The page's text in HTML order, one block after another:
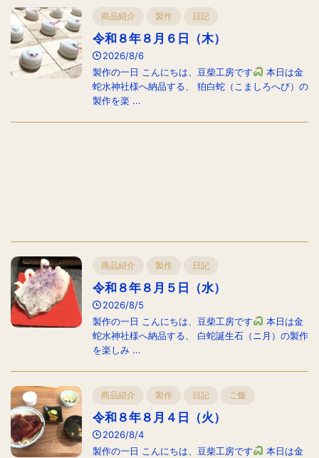
商品紹介 製作 日記
令和８年８月６日（木）
2026/8/6
製作の一日 こんにちは、豆柴工房です
本日は金
蛇水神社様へ納品する、 狛白蛇（こましろへび）の
製作を楽 ...
商品紹介 製作 日記
令和８年８月５日（水）
2026/8/5
製作の一日 こんにちは、豆柴工房です
本日は金
蛇水神社様へ納品する、 白蛇誕生石（ニ月）の製作
を楽しみ ...
商品紹介 製作 日記 ご飯
令和８年８月４日（火）
2026/8/4
製作の一日 こんにちは、豆柴工房です
本日は金